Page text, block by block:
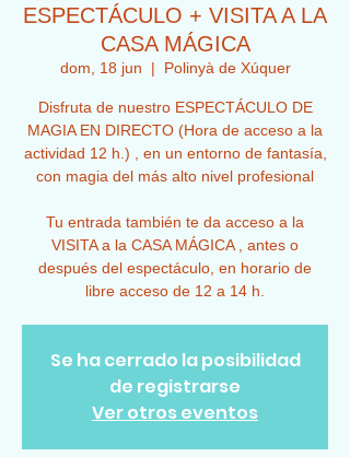
ESPECTÁCULO + VISITA A LA
CASA MÁGICA
dom, 18 jun
  |
Polinyà de Xúquer
Disfruta de nuestro ESPECTÁCULO DE
MAGIA EN DIRECTO (Hora de acceso a la
actividad 12 h.) , en un entorno de fantasía,
con magia del más alto nivel profesional
Tu entrada también te da acceso a la
VISITA a la CASA MÁGICA , antes o
después del espectáculo, en horario de
libre acceso de 12 a 14 h.
Se ha cerrado la posibilidad
de registrarse
Ver otros eventos